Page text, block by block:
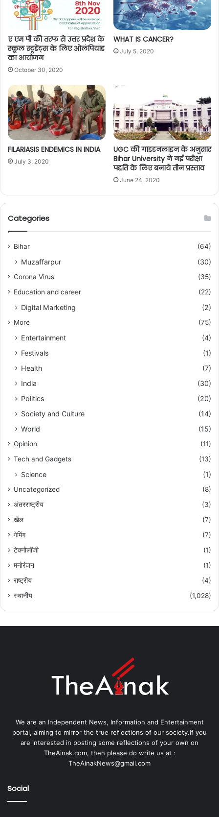
ए एम पी की तरफ से उत्तर प्रदेश के
स्कूल स्टूडेंट्स के लिए ओलंपियाड
का आयोजन
October 30, 2020
WHAT IS CANCER?
July 5, 2020
FILARIASIS ENDEMICS IN INDIA
July 3, 2020
UGC की गाइडनलाइन के अनुसार
Bihar University ने नई परीक्षा
पद्दति के लिए बनाये तीन प्रस्ताव
June 24, 2020
Categories
Bihar (64)
Muzaffarpur (30)
Corona Virus
(35)
Education and career
(22)
Digital Marketing (2)
More (75)
Entertainment
(4)
Festivals
(1)
Health
(7)
India
(30)
Politics
(20)
Society and Culture
(14)
World
(15)
Opinion
(11)
Tech and Gadgets
(13)
Science (1)
Uncategorized
(8)
अंतरराष्ट्रीय
(3)
खेल
(7)
गेमिंग
(7)
टेक्नोलॉजी
(1)
मनोरंजन
(1)
राष्ट्रीय
(4)
स्थानीय
(1,028)
We are an Independent News, Information and Entertainment
portal, aiming to mirror the true reflections of our society.If you
are interested in posting some reflections of your own on
TheAinak.com, then please do write us at :
TheAinakNews@gmail.com
Social